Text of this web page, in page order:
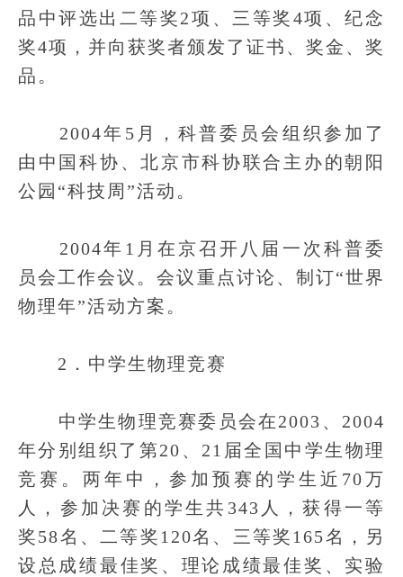
品中评选出二等奖2项、三等奖4项、纪念
奖4项，并向获奖者颁发了证书、奖金、奖
品。
2004年5月，科普委员会组织参加了
由中国科协、北京市科协联合主办的朝阳
公园“科技周”活动。
2004年1月在京召开八届一次科普委
员会工作会议。会议重点讨论、制订“世界
物理年”活动方案。
2．中学生物理竞赛
中学生物理竞赛委员会在2003、2004
年分别组织了第20、21届全国中学生物理
竞赛。两年中，参加预赛的学生近70万
人，参加决赛的学生共343人，获得一等
奖58名、二等奖120名、三等奖165名，另
设总成绩最佳奖、理论成绩最佳奖、实验